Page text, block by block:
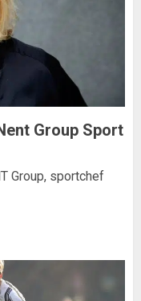
Group Sport
Group, sportchef